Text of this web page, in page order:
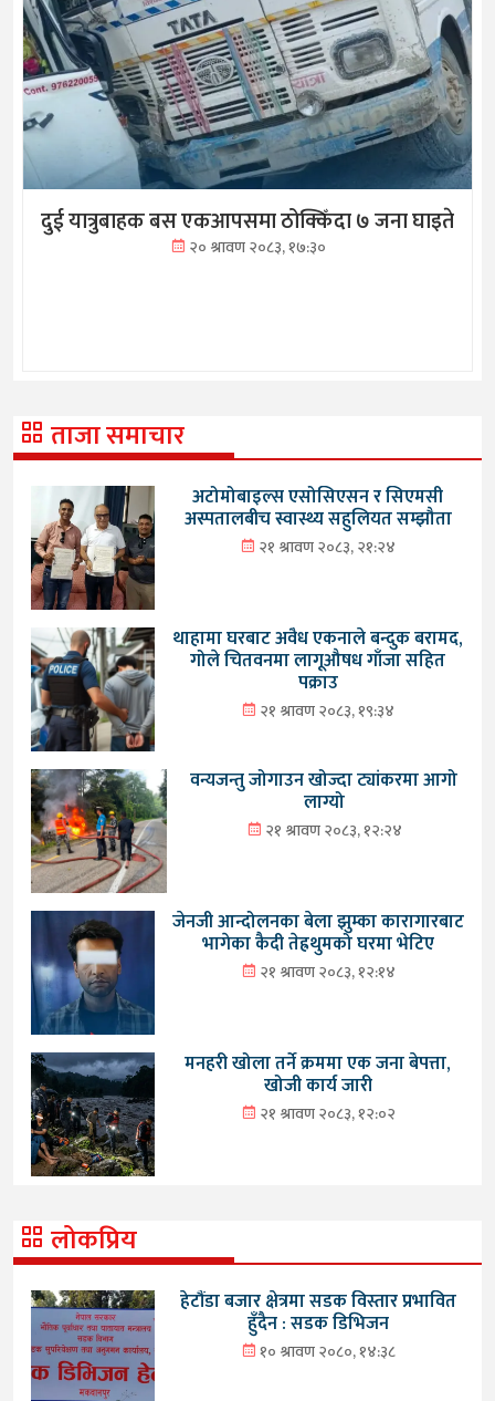
दुई यात्रुबाहक बस एकआपसमा ठोक्किँदा ७ जना घाइते
२० श्रावण २०८३, १७:३०
ताजा समाचार
अटोमोबाइल्स एसोसिएसन र सिएमसी
अस्पतालबीच स्वास्थ्य सहुलियत सम्झौता
२१ श्रावण २०८३, २१:२४
थाहामा घरबाट अवैध एकनाले बन्दुक बरामद,
गोले चितवनमा लागूऔषध गाँजा सहित
पक्राउ
२१ श्रावण २०८३, १९:३४
वन्यजन्तु जोगाउन खोज्दा ट्यांकरमा आगो
लाग्यो
२१ श्रावण २०८३, १२:२४
जेनजी आन्दोलनका बेला झुम्का कारागारबाट
भागेका कैदी तेह्रथुमको घरमा भेटिए
२१ श्रावण २०८३, १२:१४
मनहरी खोला तर्ने क्रममा एक जना बेपत्ता,
खोजी कार्य जारी
२१ श्रावण २०८३, १२:०२
लोकप्रिय
हेटौंडा बजार क्षेत्रमा सडक विस्तार प्रभावित
हुँदैन : सडक डिभिजन
१० श्रावण २०८०, १४:३८